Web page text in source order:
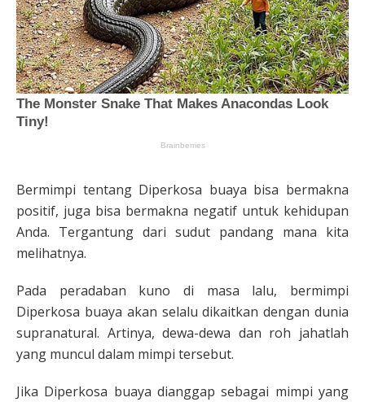
Bermimpi tentang Diperkosa buaya bisa bermakna
positif, juga bisa bermakna negatif untuk kehidupan
Anda. Tergantung dari sudut pandang mana kita
melihatnya.
Pada peradaban kuno di masa lalu, bermimpi
Diperkosa buaya akan selalu dikaitkan dengan dunia
supranatural. Artinya, dewa-dewa dan roh jahatlah
yang muncul dalam mimpi tersebut.
Jika Diperkosa buaya dianggap sebagai mimpi yang